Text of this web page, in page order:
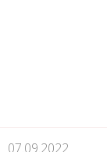
07.09.2022